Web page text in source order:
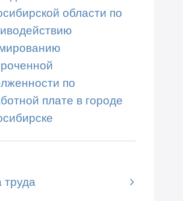
области по
по
плате в городе